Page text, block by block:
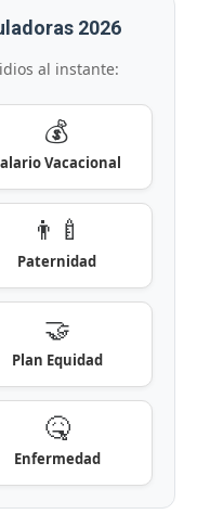
2026
al instante:
💰
Vacacional
👨‍🍼
Paternidad
🤝
Plan Equidad
🤒
Enfermedad